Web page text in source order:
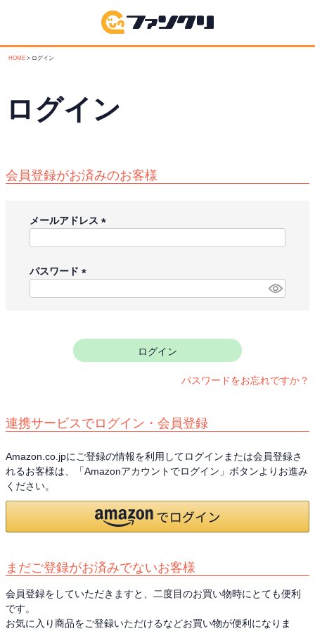
HOME ログイン
ログイン
会員登録がお済みのお客様
メールアドレス
)
パスワード
ログイン
パスワードをお忘れですか？
連携サービスでログイン・会員登録
Amazon.co.jpにご登録の情報を利用してログインまたは会員登録さ
れるお客様は、「Amazonアカウントでログイン」ボタンよりお進み
ください。
まだご登録がお済みでないお客様
会員登録をしていただきますと、二度目のお買い物時にとても便利
です。
お気に入り商品をご登録いただけるなどお買い物が便利になりま